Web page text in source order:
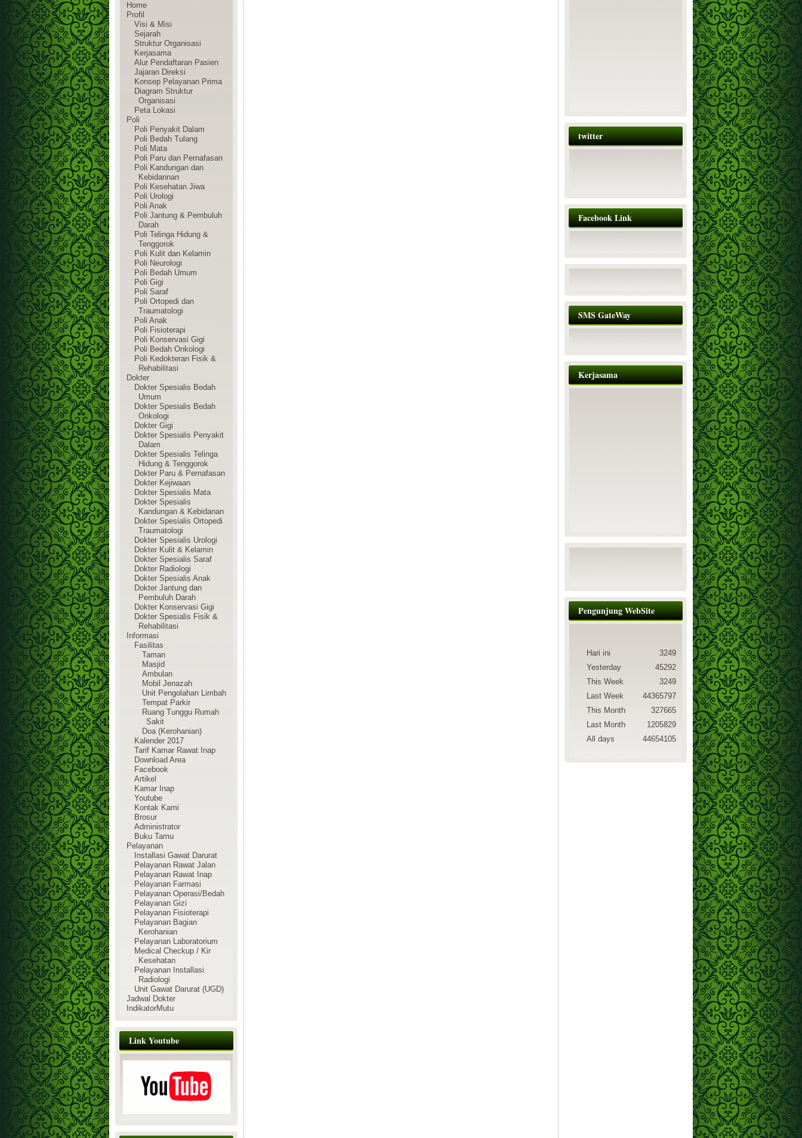
Home
Profil
Visi & Misi
Sejarah
Struktur Organisasi
Kerjasama
Alur Pendaftaran Pasien
Jajaran Direksi
Konsep Pelayanan Prima
Diagram Struktur
Organisasi
Peta Lokasi
Poli
Poli Penyakit Dalam
Poli Bedah Tulang
Poli Mata
Poli Paru dan Pernafasan
Poli Kandungan dan
Kebidannan
Poli Kesehatan Jiwa
Poli Urologi
Poli Anak
Poli Jantung & Pembuluh
Darah
Poli Telinga Hidung &
Tenggorok
Poli Kulit dan Kelamin
Poli Neurologi
Poli Bedah Umum
Poli Gigi
Poli Saraf
Poli Ortopedi dan
Traumatologi
Poli Anak
Poli Fisioterapi
Poli Konservasi Gigi
Poli Bedah Onkologi
Poli Kedokteran Fisik &
Rehabilitasi
Dokter
Dokter Spesialis Bedah
Umum
Dokter Spesialis Bedah
Onkologi
Dokter Gigi
Dokter Spesialis Penyakit
Dalam
Dokter Spesialis Telinga
Hidung & Tenggorok
Dokter Paru & Pernafasan
Dokter Kejiwaan
Dokter Spesialis Mata
Dokter Spesialis
Kandungan & Kebidanan
Dokter Spesialis Ortopedi
Traumatologi
Dokter Spesialis Urologi
Dokter Kulit & Kelamin
Dokter Spesialis Saraf
Dokter Radiologi
Dokter Spesialis Anak
Dokter Jantung dan
Pembuluh Darah
Dokter Konservasi Gigi
Dokter Spesialis Fisik &
Rehabilitasi
Informasi
Fasilitas
Taman
Masjid
Ambulan
Mobil Jenazah
Unit Pengolahan Limbah
Tempat Parkir
Ruang Tunggu Rumah
Sakit
Doa (Kerohanian)
Kalender 2017
Tarif Kamar Rawat Inap
Download Area
Facebook
Artikel
Kamar Inap
Youtube
Kontak Kami
Brosur
Administrator
Buku Tamu
Pelayanan
Installasi Gawat Darurat
Pelayanan Rawat Jalan
Pelayanan Rawat Inap
Pelayanan Farmasi
Pelayanan Operasi/Bedah
Pelayanan Gizi
Pelayanan Fisioterapi
Pelayanan Bagian
Kerohanian
Pelayanan Laboratorium
Medical Checkup / Kir
Kesehatan
Pelayanan Installasi
Radiologi
Unit Gawat Darurat (UGD)
Jadwal Dokter
IndikatorMutu
Link Youtube
twitter
Facebook Link
SMS GateWay
Kerjasama
Pengunjung WebSite
Hari ini
Yesterday
This Week
Last Week
This Month
Last Month
All days
3249
45292
3249
44365797
327665
1205829
44654105